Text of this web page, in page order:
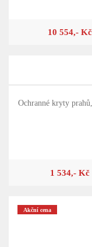
10 554,- Kč
Ochranné kryty
1 534,- Kč
Akční cena